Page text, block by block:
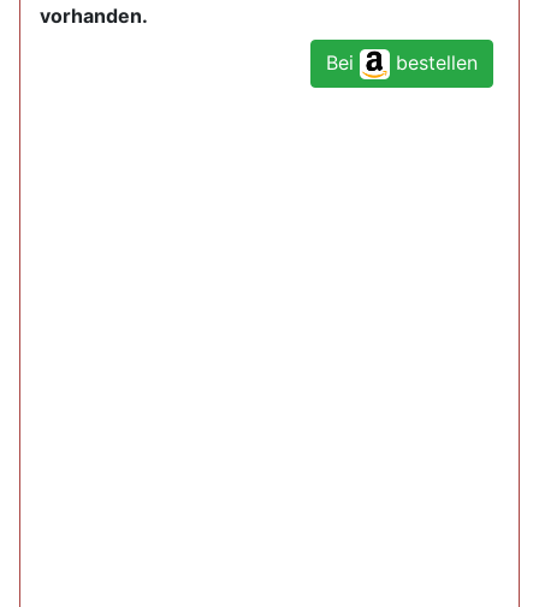
vorhanden.
Bei
bestellen